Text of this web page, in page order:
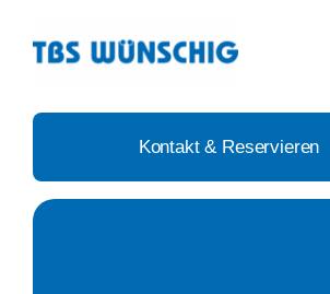
Startseite
Sportarten
Kontakt & Reservieren